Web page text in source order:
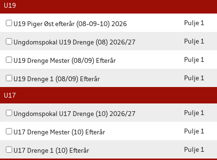
U19
U19 Piger Øst efterår (08-09-10) 2026 Pulje 1
Ungdomspokal U19 Drenge (08) 2026/27 Pulje 1
U19 Drenge Mester (08/09) Efterår Pulje 1
U19 Drenge 1 (08/09) Efterår Pulje 1
U17
Ungdomspokal U17 Drenge (10) 2026/27 Pulje 1
U17 Drenge Mester (10) Efterår Pulje 1
U17 Drenge 1 (10) Efterår Pulje 1